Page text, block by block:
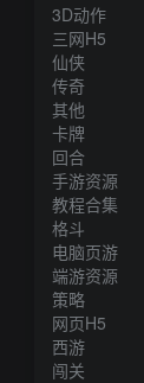
3D动作
三网H5
仙侠
传奇
其他
卡牌
回合
手游资源
教程合集
格斗
电脑页游
端游资源
策略
网页H5
西游
闯关